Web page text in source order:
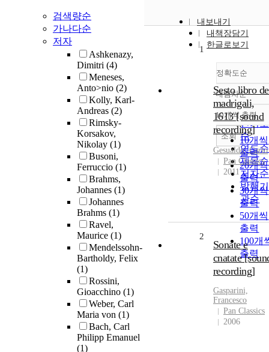
검색량순
가나다순
저자
Ashkenazy,
Dimitri (4)
Meneses,
Anto>nio (2)
Kolly, Karl-
Andreas (2)
Rimsky-
Korsakov,
Nikolay (1)
Busoni,
Ferruccio (1)
Brahms,
Johannes (1)
Johannes
Brahms (1)
Ravel,
Maurice (1)
Mendelssohn-
Bartholdy, Felix
(1)
Rossini,
Gioacchino (1)
Weber, Carl
Maria von (1)
Bach, Carl
Philipp Emanuel
(1)
내보내기
내책장담기
한글로보기
정확도순
정확도
순
인기도
순
연도순
제목순
저자순
발행기
관순
내림차순
내림
10개씩 출력
10개씩
출력
20개씩
출력
30개씩
출력
50개씩
출력
100개
출력
조회
1
Sesto libro de
madrigali,
1613 [sound
recording]
Gesualdo, Carlo
Pan Classics
2011
2
Sonate e
cnatate
recording]
Gasparini,
Francesco
Pan Classics
2006